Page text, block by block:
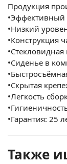
Продукция
•Низкий
•Конструкция
•Стекловидная
•Сиденье в
•Скрытая
•Легкость
•Гарантия: 25
Также